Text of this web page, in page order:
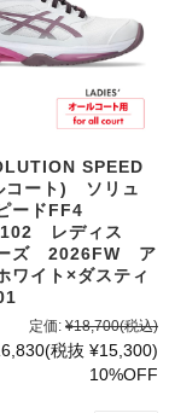
SPEED
コート) ソリュ
ードFF4
102 レディス
ーズ 2026FW ア
イト×ダスティ
定価: ¥18,700(税込)
(税抜 ¥15,300)
10%OFF